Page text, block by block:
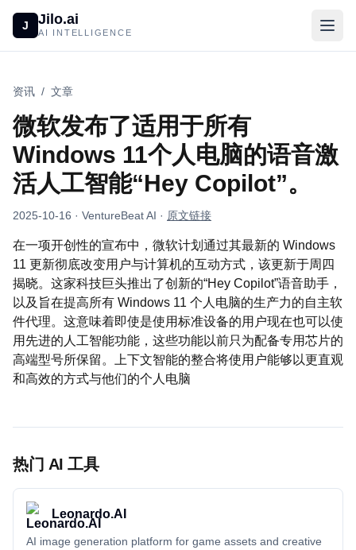
J Jilo.ai
AI INTELLIGENCE
资讯 / 文章
微软发布了适用于所有
Windows 11个人电脑的语音激
活人工智能“Hey Copilot”。
2025-10-16 · VentureBeat AI · 原文链接
在一项开创性的宣布中，微软计划通过其最新的 Windows
11 更新彻底改变用户与计算机的互动方式，该更新于周四
揭晓。这家科技巨头推出了创新的“Hey Copilot”语音助手，
以及旨在提高所有 Windows 11 个人电脑的生产力的自主软
件代理。这意味着即使是使用标准设备的用户现在也可以使
用先进的人工智能功能，这些功能以前只为配备专用芯片的
高端型号所保留。上下文智能的整合将使用户能够以更直观
和高效的方式与他们的个人电脑
热门 AI 工具
Leonardo.AI
AI image generation platform for game assets and creative